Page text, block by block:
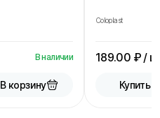
В наличии
В корзину
Coloplast
189.00 ₽ /
Купить в